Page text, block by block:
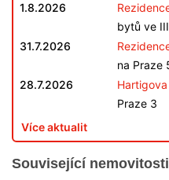
1.8.2026
bytů ve
31.7.2026
na Praze
28.7.2026
Hartigova
Praze 3
Více aktualit
Související nemovitosti